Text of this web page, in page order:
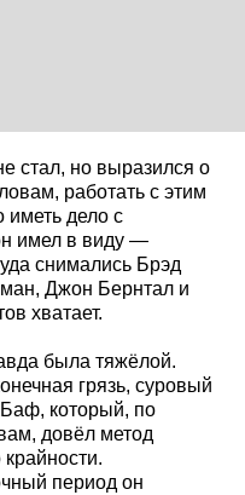
стал, но выразился о
работать с этим
иметь дело с
имел в виду —
снимались Брэд
Джон Бернтал и
хватает.
была тяжёлой.
грязь, суровый
который, по
довёл метод
период он